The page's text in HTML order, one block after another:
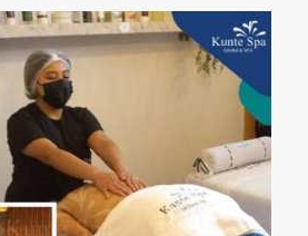
S/ 235.00.S/ 205.00.